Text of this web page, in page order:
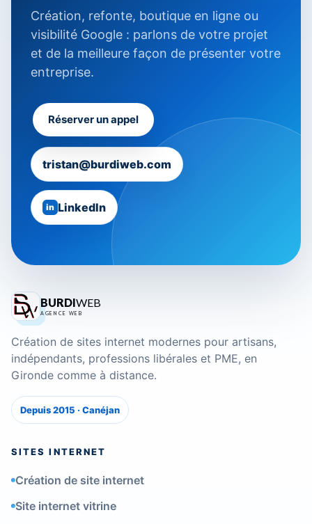
Création, refonte, boutique en ligne ou
visibilité Google : parlons de votre projet
et de la meilleure façon de présenter votre
entreprise.
Réserver un appel
tristan@burdiweb.com
in LinkedIn
BURDIWEB
AGENCE WEB
Création de sites internet modernes pour artisans,
indépendants, professions libérales et PME, en
Gironde comme à distance.
Depuis 2015 · Canéjan
SITES INTERNET
Création de site internet
Site internet vitrine